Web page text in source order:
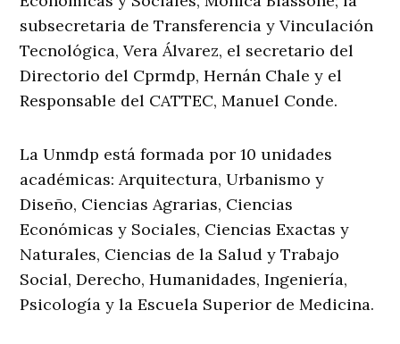
subsecretaria de Transferencia y Vinculación
Tecnológica, Vera Álvarez, el secretario del
Directorio del Cprmdp, Hernán Chale y el
Responsable del CATTEC, Manuel Conde.
La Unmdp está formada por 10 unidades
académicas: Arquitectura, Urbanismo y
Diseño, Ciencias Agrarias, Ciencias
Económicas y Sociales, Ciencias Exactas y
Naturales, Ciencias de la Salud y Trabajo
Social, Derecho, Humanidades, Ingeniería,
Psicología y la Escuela Superior de Medicina.